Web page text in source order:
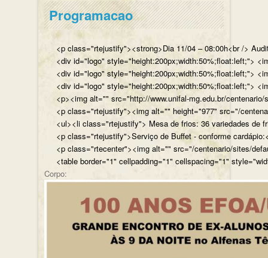
Programacao
<p class="rtejustify"><strong>Dia 11/04 – 08:00h<br />
<div id="logo" style="height:200px;width:50%;float:left;">
<div id="logo" style="height:200px;width:50%;float:left;">
<div id="logo" style="height:200px;width:50%;float:left;">
<p><img alt="" src="http://www.unifal-mg.edu.br/
<p class="rtejustify"><img alt="" height="977" src="/
<ul><li class="rtejustify"> Mesa de frios: 36 variedades de
<p class="rtejustify">Serviço de Buffet - conforme
<p class="rtecenter"><img alt="" src="/centenario/sites/
<table border="1" cellpadding="1" cellspacing="1"
Corpo: